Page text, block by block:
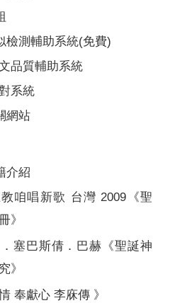
檢測輔助系統(免費)
品質輔助系統
系統
網站
介紹
教咱唱新歌 台灣 2009《聖
》
．塞巴斯倩．巴赫《聖誕神
》
奉獻心 李庥傳 》